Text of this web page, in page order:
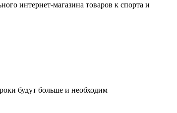
интернет-магазина товаров к спорта и
будут больше и необходим